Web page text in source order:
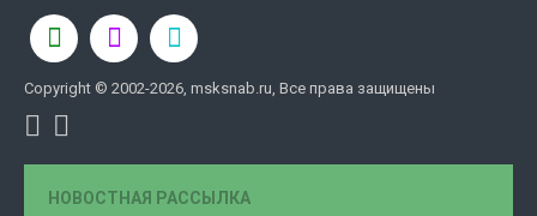
Copyright © 2002-2026, msksnab.ru, Все права защищены
НОВОСТНАЯ РАССЫЛКА